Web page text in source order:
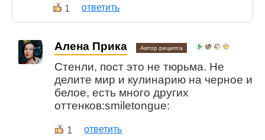
1 ответить
Алена Прика Автор рецепта
Стенли, пост это не тюрьма. Не
делите мир и кулинарию на черное и
белое, есть много других
оттенков:smiletongue:
1 ответить